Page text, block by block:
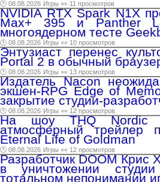
🕑 08.08.2026 Игры 👀 11 просмотров
NVIDIA RTX Spark N1X
Max+ 395 и Panther
многоядерном тесте
🕑 08.08.2026 Игры 👀 10 просмотров
Энтузиаст перенес
Portal 2 в обычный
🕑 08.08.2026 Игры 👀 13 просмотров
Издатель Nacon
экшен-RPG Edge of
закрытие студии-
🕑 08.08.2026 Игры 👀 12 просмотров
На шоу THQ Nordic
атмосферный трейлер
Eternal Life of Goldman
🕑 08.08.2026 Игры 👀 12 просмотров
Разработчик DOOM Крис
в уничтожении
тотальном непонимании